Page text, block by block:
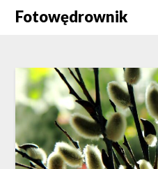
SkipFotowędrownik